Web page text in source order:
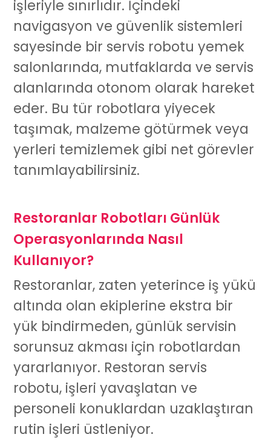
işleriyle sınırlıdır. İçindeki
navigasyon ve güvenlik sistemleri
sayesinde bir servis robotu yemek
salonlarında, mutfaklarda ve servis
alanlarında otonom olarak hareket
eder. Bu tür robotlara yiyecek
taşımak, malzeme götürmek veya
yerleri temizlemek gibi net görevler
tanımlayabilirsiniz.
Restoranlar Robotları Günlük
Operasyonlarında Nasıl
Kullanıyor?
Restoranlar, zaten yeterince iş yükü
altında olan ekiplerine ekstra bir
yük bindirmeden, günlük servisin
sorunsuz akması için robotlardan
yararlanıyor. Restoran servis
robotu, işleri yavaşlatan ve
personeli konuklardan uzaklaştıran
rutin işleri üstleniyor.